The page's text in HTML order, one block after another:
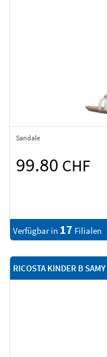
Sandale
99.80 CHF
Verfügbar in 17 Filialen
RICOSTA KINDER B SAMY